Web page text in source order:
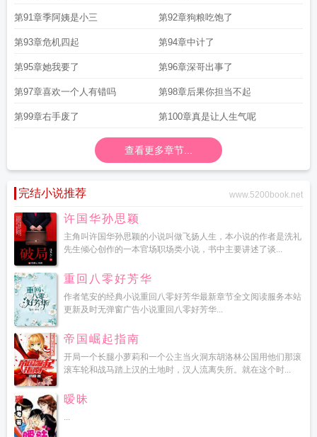
第91章季阿姨是小三 第92章狗粮吃饱了
第93章危机四起 第94章中计了
第95章她我要了 第96章深哥出事了
第97章喜欢一个人有错吗 第98章后果你担当不起
第99章右手废了 第100章真是让人生气呢
查看更多章节...
完结小说推荐 www.5200book.net
许国华孙思颖
主角叫许国华孙思颖的小说叫做飞扬人生，本小说的作者是洗礼
先生倾心创作的一本官场职场类小说，书中主要讲述了谈...
重回八零好芳华
作者笔安的经典小说重回八零好芳华最新章节全文阅读服务本站
更新及时无弹窗广告小说重回八零好芳华...
帝国崛起指南
开局一个长腿小萝莉和一个公主当火洞东胡洛林公国用他们那滚
滚车轮和战马踏上汉的土地时，汉人流离失所。就在这个时...
暧昧
...